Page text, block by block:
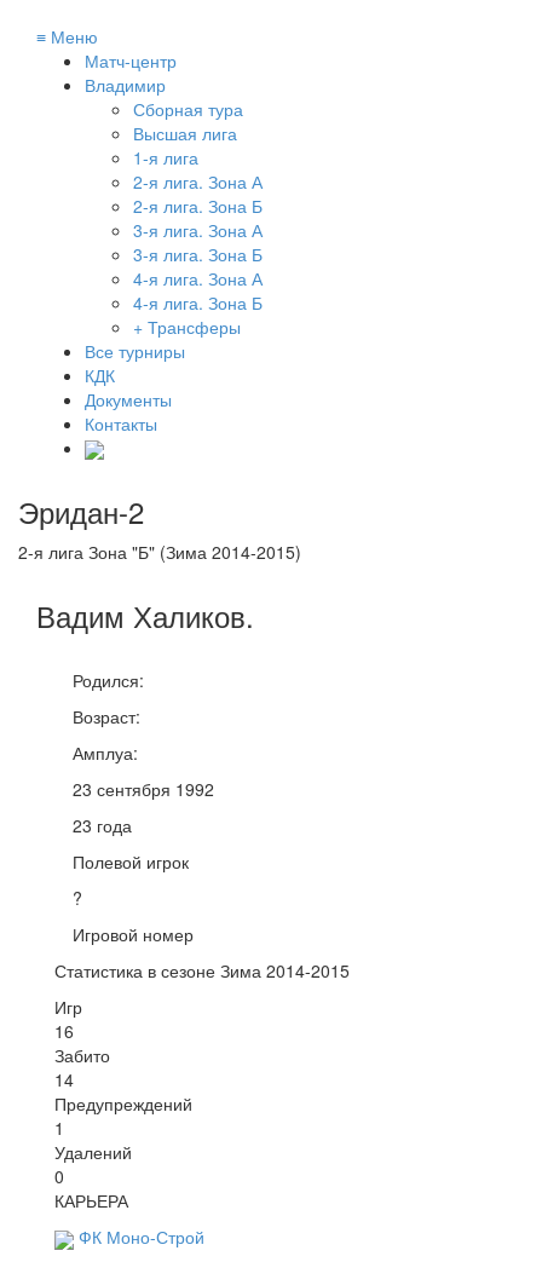
≡ Меню
Матч-центр
Владимир
Сборная тура
Высшая лига
1-я лига
2-я лига. Зона А
2-я лига. Зона Б
3-я лига. Зона А
3-я лига. Зона Б
4-я лига. Зона А
4-я лига. Зона Б
+ Трансферы
Все турниры
КДК
Документы
Контакты
Эридан-2
2-я лига Зона "Б" (Зима 2014-2015)
Вадим Халиков.
Родился:
Возраст:
Амплуа:
23 сентября 1992
23 года
Полевой игрок
?
Игровой номер
Статистика в сезоне Зима 2014-2015
Игр
16
Забито
14
Предупреждений
1
Удалений
0
КАРЬЕРА
ФК Моно-Строй